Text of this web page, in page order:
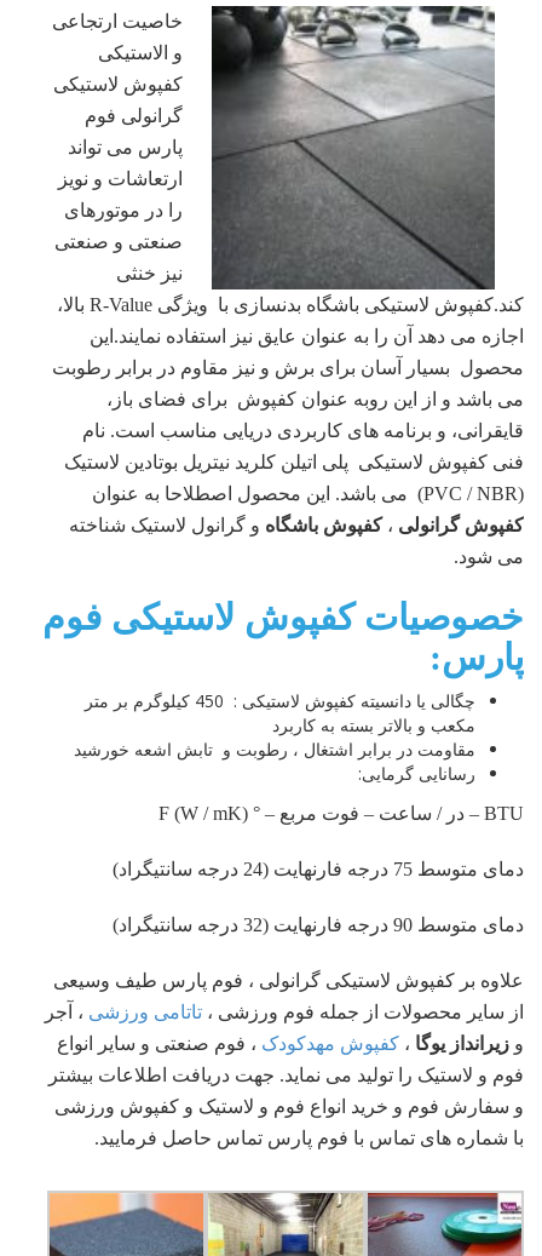
خاصیت ارتجاعی
و الاستیکی
کفپوش لاستیکی
گرانولی فوم
پارس می تواند
ارتعاشات و نویز
را در موتورهای
صنعتی و صنعتی
نیز خنثی
کند.کفپوش لاستیکی باشگاه بدنسازی با ویژگی R-Value بالا،
اجازه می دهد آن را به عنوان عایق نیز استفاده نمایند.این
محصول بسیار آسان برای برش و نیز مقاوم در برابر رطوبت
می باشد و از این روبه عنوان کفپوش برای فضای باز،
قایقرانی، و برنامه های کاربردی دریایی مناسب است. نام
فنی کفپوش لاستیکی پلی اتیلن کلرید نیتریل بوتادین لاستیک
(PVC / NBR) می باشد. این محصول اصطلاحا به عنوان
کفپوش گرانولی ،کفپوش باشگاه و گرانول لاستیک شناخته
می شود.
خصوصیات کفپوش لاستیکی فوم
پارس:
چگالی یا دانسیته کفپوش لاستیکی : 450 کیلوگرم بر متر
مکعب و بالاتر بسته به کاربرد
مقاومت در برابر اشتغال ، رطوبت و تابش اشعه خورشید
رسانایی گرمایی:
BTU – در / ساعت – فوت مربع – ° F (W / mK)
دمای متوسط 75 درجه فارنهایت (24 درجه سانتیگراد)
دمای متوسط 90 درجه فارنهایت (32 درجه سانتیگراد)
علاوه بر کفپوش لاستیکی گرانولی ، فوم پارس طیف وسیعی
از سایر محصولات از جمله فوم ورزشی ، تاتامی ورزشی ، آجر
و زیرانداز یوگا ، کفپوش مهدکودک ، فوم صنعتی و سایر انواع
فوم و لاستیک را تولید می نماید. جهت دریافت اطلاعات بیشتر
و سفارش فوم و خرید انواع فوم و لاستیک و کفپوش ورزشی
با شماره های تماس با فوم پارس تماس حاصل فرمایید.